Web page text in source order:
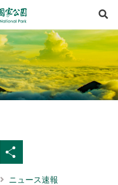
印
ェアニュース速報